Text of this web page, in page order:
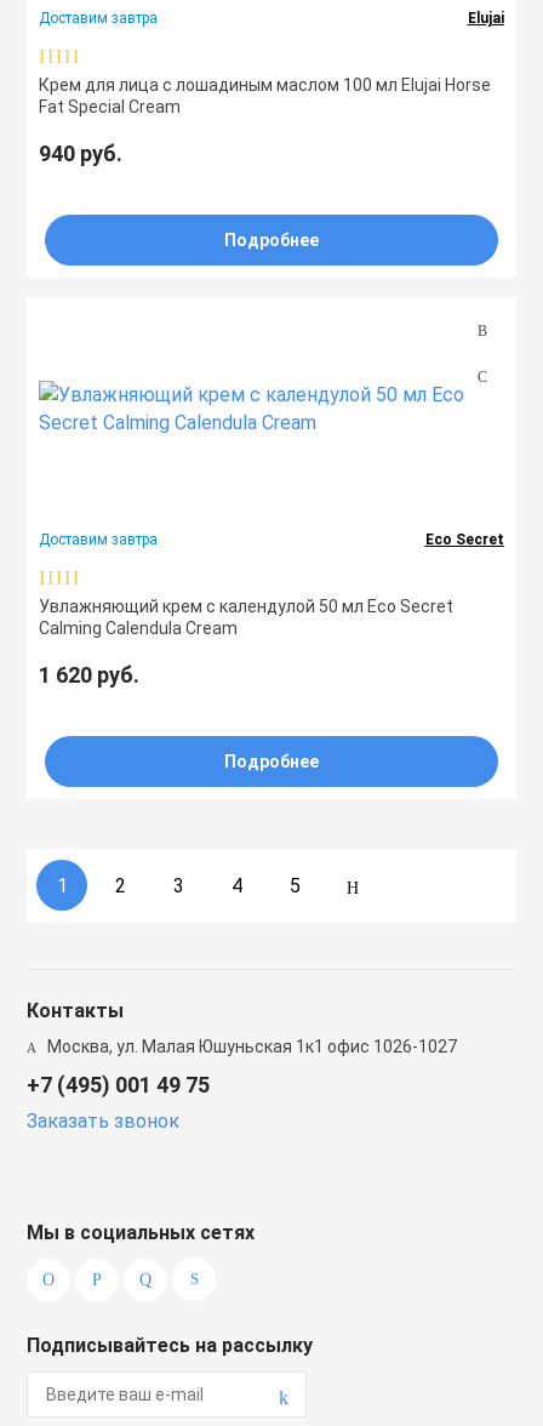
Доставим завтра Elujai
Крем для лица с лошадиным маслом 100 мл Elujai Horse
Fat Special Cream
940 руб.
Подробнее
Доставим завтра Eco Secret
Увлажняющий крем с календулой 50 мл Eco Secret
Calming Calendula Cream
1 620 руб.
Подробнее
1 2 3 4 5
Контакты
Москва, ул. Малая Юшуньская 1к1 офис 1026-1027
+7 (495) 001 49 75
Заказать звонок
Мы в социальных сетях
Подписывайтесь на рассылку